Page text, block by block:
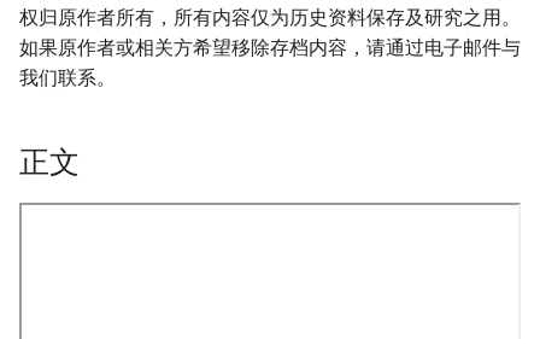
权归原作者所有，所有内容仅为历史资料保存及研究之用。
如果原作者或相关方希望移除存档内容，请通过电子邮件与
我们联系。
正文